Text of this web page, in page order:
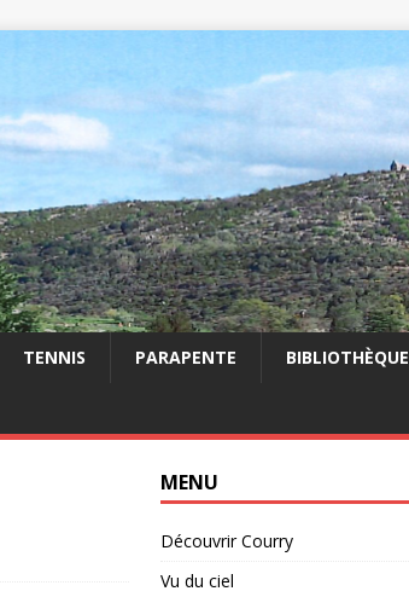
TENNIS PARAPENTE BIBLIOTHÈQUE
MENU
Découvrir Courry
Vu du ciel